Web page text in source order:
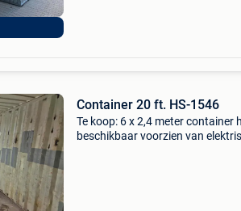
Container 20 ft. HS-1546
Te koop: 6 x 2,4 meter container
beschikbaar voorzien van